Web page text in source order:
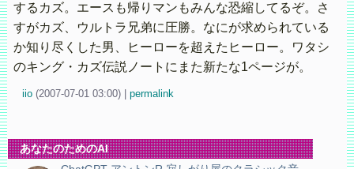
するカズ。エースも帰りマンもみんな恐縮してるぞ。さ
すがカズ、ウルトラ兄弟に圧勝。なにが求められている
か知り尽くした男、ヒーローを超えたヒーロー。ワタシ
のキング・カズ伝説ノートにまた新たな1ページが。
iio (2007-07-01 03:00) permalink
あなたのためのAI